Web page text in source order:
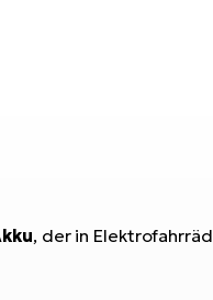
, der in